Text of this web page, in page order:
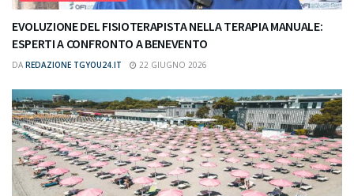
EVOLUZIONE DEL FISIOTERAPISTA NELLA TERAPIA MANUALE:
ESPERTI A CONFRONTO A BENEVENTO
DA REDAZIONE TGYOU24.IT 22 GIUGNO 2026